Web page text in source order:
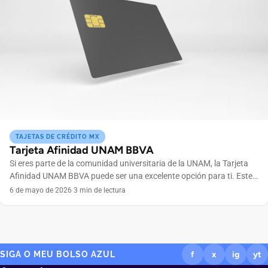
TAJETAS DE CRÉDITO MX
Tarjeta Afinidad UNAM BBVA
Si eres parte de la comunidad universitaria de la UNAM, la Tarjeta
Afinidad UNAM BBVA puede ser una excelente opción para ti. Este
producto financiero combina los beneficios de un banco sólido
6 de mayo de 2026·3 min de lectura
SIGA O MEU BOLSO AZUL f x ig yt